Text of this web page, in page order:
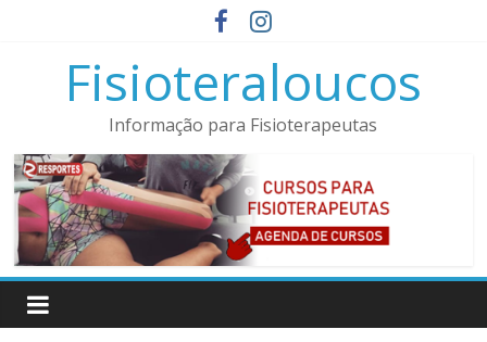
conteúdoFisioteraloucos
Informação para Fisioterapeutas